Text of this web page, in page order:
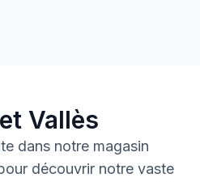
Vallès
dans notre magasin
découvrir notre vaste